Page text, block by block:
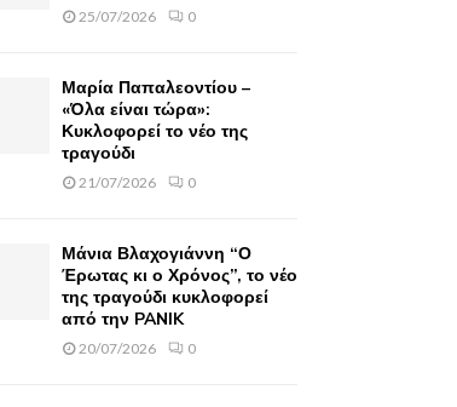
25/07/2026 0
Μαρία Παπαλεοντίου –
«Όλα είναι τώρα»:
Κυκλοφορεί το νέο της
τραγούδι
21/07/2026 0
Μάνια Βλαχογιάννη “Ο
Έρωτας κι ο Χρόνος”, το νέο
της τραγούδι κυκλοφορεί
από την PANIK
20/07/2026 0